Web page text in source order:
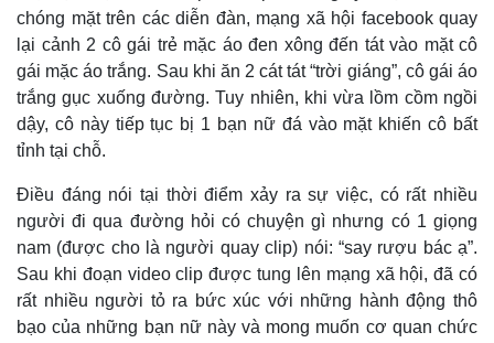
chóng mặt trên các diễn đàn, mạng xã hội facebook quay
lại cảnh 2 cô gái trẻ mặc áo đen xông đến tát vào mặt cô
gái mặc áo trắng. Sau khi ăn 2 cát tát “trời giáng”, cô gái áo
trắng gục xuống đường. Tuy nhiên, khi vừa lồm cồm ngồi
dậy, cô này tiếp tục bị 1 bạn nữ đá vào mặt khiến cô bất
tỉnh tại chỗ.
Điều đáng nói tại thời điểm xảy ra sự việc, có rất nhiều
người đi qua đường hỏi có chuyện gì nhưng có 1 giọng
nam (được cho là người quay clip) nói: “say rượu bác ạ”.
Sau khi đoạn video clip được tung lên mạng xã hội, đã có
rất nhiều người tỏ ra bức xúc với những hành động thô
bạo của những bạn nữ này và mong muốn cơ quan chức